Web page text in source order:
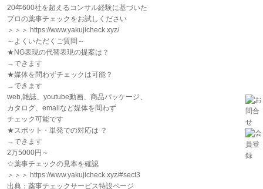
20年600社を超えるコンサル経験に基づいた
プロの薬事チェックをお試しください
＞＞＞ https://www.yakujicheck.xyz/
～よくいただくご質問～
★NG表現の代替表現の提案は？
→できます
★媒体を問わずチェックは可能？
→できます
web,雑誌、youtube動画、商品パッケージ、
カタログ、emailなど媒体を問わず
チェック可能です
★スポット・単発での対応は ？
→できます
2万5000円～
☆薬事チェックの見本を確認
＞＞＞ https://www.yakujicheck.xyz/#sect3
出典：薬事チェックサービス特設ページ